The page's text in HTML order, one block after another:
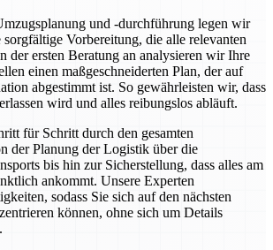
und -durchführung legen wir
Vorbereitung, die alle relevanten
der ersten Beratung an analysieren wir Ihre
einen maßgeschneiderten Plan, der auf
abgestimmt ist. So gewährleisten wir, dass
wird und alles reibungslos abläuft.
für Schritt durch den gesamten
der Planung der Logistik über die
bis hin zur Sicherstellung, dass alles am
ankommt. Unsere Experten
sodass Sie sich auf den nächsten
können, ohne sich um Details